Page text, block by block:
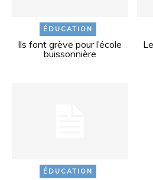
ÉDUCATION
Ils font grève pour l’école
buissonnière
ÉDUCATION